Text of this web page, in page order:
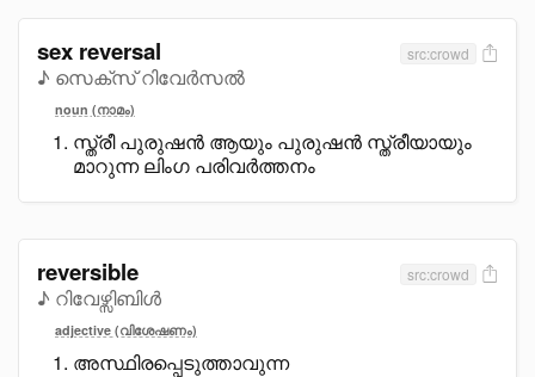
sex reversal
♪ സെക്സ് റിവേർസൽ
src:crowd
noun (നാമം)
സ്ത്രീ പുരുഷൻ ആയും പുരുഷൻ സ്ത്രീയായും
മാറുന്ന ലിംഗ പരിവർത്തനം
reversible
♪ റിവേഴ്സിബിൾ
src:crowd
adjective (വിശേഷണം)
അസ്ഥിരപ്പെടുത്താവുന്ന